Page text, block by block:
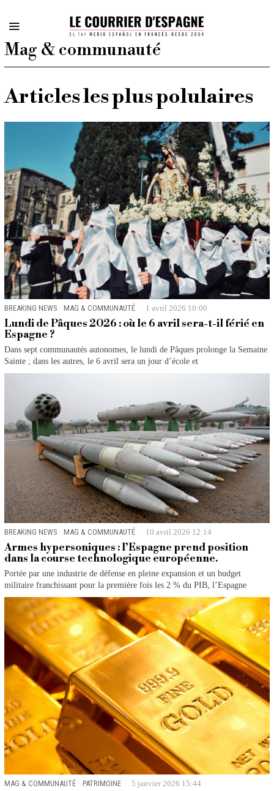
Mag & communauté
Articles les plus polulaires
BREAKING NEWS · MAG & COMMUNAUTÉ 1 avril 2026 10:00
Lundi de Pâques 2026 : où le 6 avril sera-t-il férié en
Espagne ?
Dans sept communautés autonomes, le lundi de Pâques prolonge la Semaine
Sainte ; dans les autres, le 6 avril sera un jour d’école et
BREAKING NEWS · MAG & COMMUNAUTÉ 10 avril 2026 12:14
Armes hypersoniques : l’Espagne prend position
dans la course technologique européenne.
Portée par une industrie de défense en pleine expansion et un budget
militaire franchissant pour la première fois les 2 % du PIB, l’Espagne
MAG & COMMUNAUTÉ · PATRIMOINE 5 janvier 2026 15:44